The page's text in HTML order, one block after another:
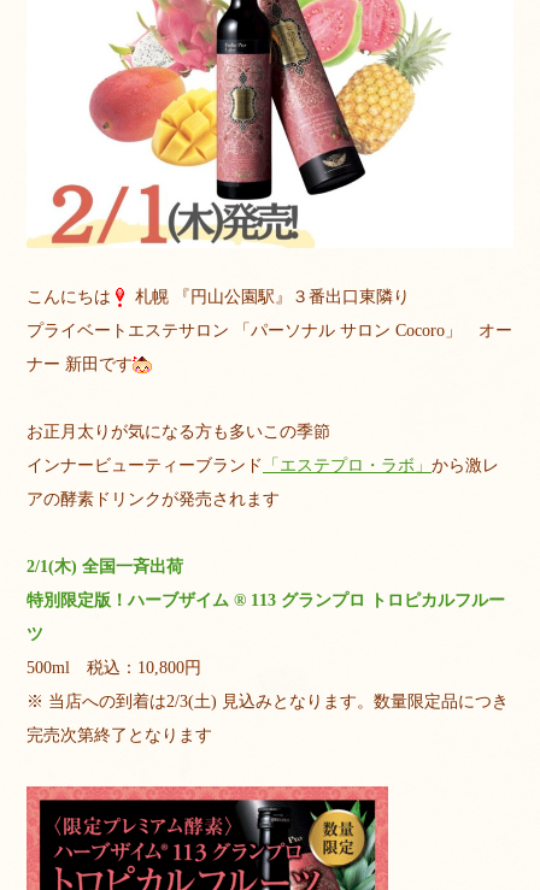
こんにちは
札幌 『円山公園駅』３番出口東隣り
プライベートエステサロン 「パーソナル サロン Cocoro」 オー
ナー 新田です
お正月太りが気になる方も多いこの季節
インナービューティーブランド
「エステプロ・ラボ」 から激レ
アの酵素ドリンクが発売されます
2/1(木) 全国一斉出荷
特別限定版！ハーブザイム ® 113 グランプロ トロピカルフルー
ツ
500ml 税込：10,800円
※ 当店への到着は2/3(土) 見込みとなります。数量限定品につき
完売次第終了となります